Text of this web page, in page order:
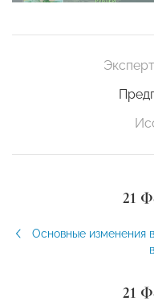
21
Основные изменения
21